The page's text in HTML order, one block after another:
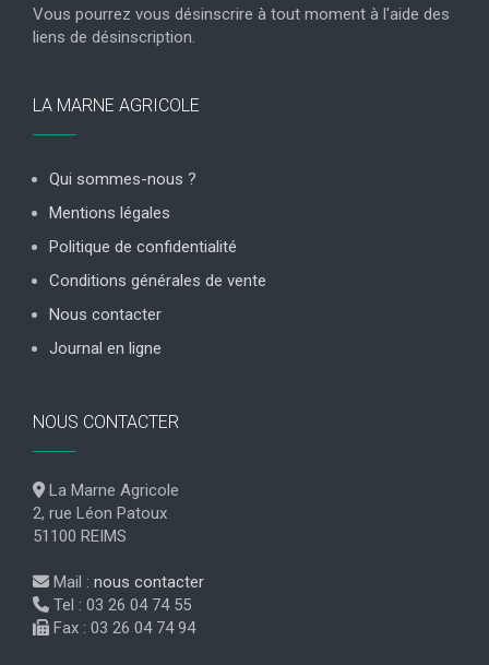
Vous pourrez vous désinscrire à tout moment à l'aide des
liens de désinscription.
LA MARNE AGRICOLE
Qui sommes-nous ?
Mentions légales
Politique de confidentialité
Conditions générales de vente
Nous contacter
Journal en ligne
NOUS CONTACTER
La Marne Agricole
2, rue Léon Patoux
51100 REIMS
Mail : nous contacter
Tel : 03 26 04 74 55
Fax : 03 26 04 74 94